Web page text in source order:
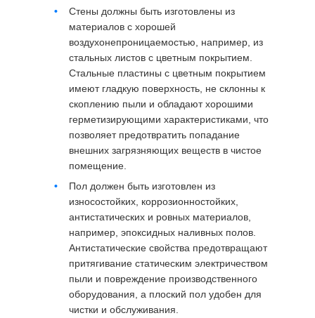
Стены должны быть изготовлены из
материалов с хорошей
воздухонепроницаемостью, например, из
стальных листов с цветным покрытием.
Стальные пластины с цветным покрытием
имеют гладкую поверхность, не склонны к
скоплению пыли и обладают хорошими
герметизирующими характеристиками, что
позволяет предотвратить попадание
внешних загрязняющих веществ в чистое
помещение.
Пол должен быть изготовлен из
износостойких, коррозионностойких,
антистатических и ровных материалов,
например, эпоксидных наливных полов.
Антистатические свойства предотвращают
притягивание статическим электричеством
пыли и повреждение производственного
оборудования, а плоский пол удобен для
чистки и обслуживания.